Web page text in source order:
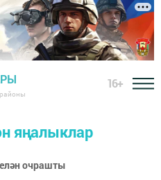
16+
яңалыклар
очрашты